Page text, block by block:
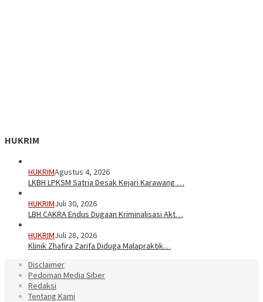
HUKRIM
HUKRIMAgustus 4, 2026
LKBH LPKSM Satria Desak Kejari Karawang …
HUKRIMJuli 30, 2026
LBH CAKRA Endus Dugaan Kriminalisasi Akt…
HUKRIMJuli 28, 2026
Klinik Zhafira Zarifa Diduga Malapraktik…
Disclaimer
Pedoman Media Siber
Redaksi
Tentang Kami